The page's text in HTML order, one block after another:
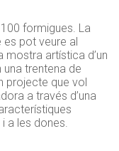
formigues. La
pot veure al
mostra artística d’un
trentena de
projecte que vol
a través d’una
a les dones.